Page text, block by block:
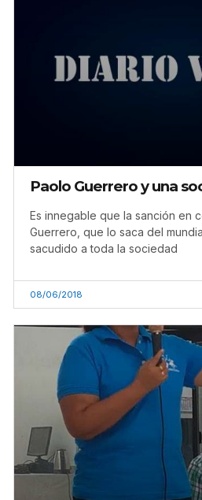
Paolo Guerrero y una
Es innegable que la sanción en
Guerrero, que lo saca del
sacudido a toda la sociedad
08/06/2018